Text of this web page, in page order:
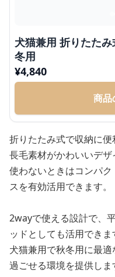
犬猫兼用 折りたた
冬用
¥4,840
商品
折りたたみ式で収納に
長毛素材がかわいいデザ
使わないときはコンパ
スを有効活用できます。
2wayで使える設計で、
ッドとしても活用できま
犬猫兼用で秋冬用に最
過ごせる環境を提供しま